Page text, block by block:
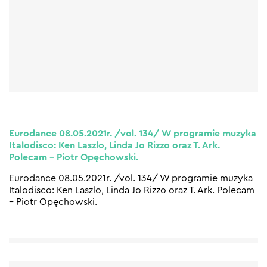
Eurodance 08.05.2021r. /vol. 134/ W programie muzyka
Italodisco: Ken Laszlo, Linda Jo Rizzo oraz T. Ark.
Polecam – Piotr Opęchowski.
Eurodance 08.05.2021r. /vol. 134/ W programie muzyka
Italodisco: Ken Laszlo, Linda Jo Rizzo oraz T. Ark. Polecam
– Piotr Opęchowski.